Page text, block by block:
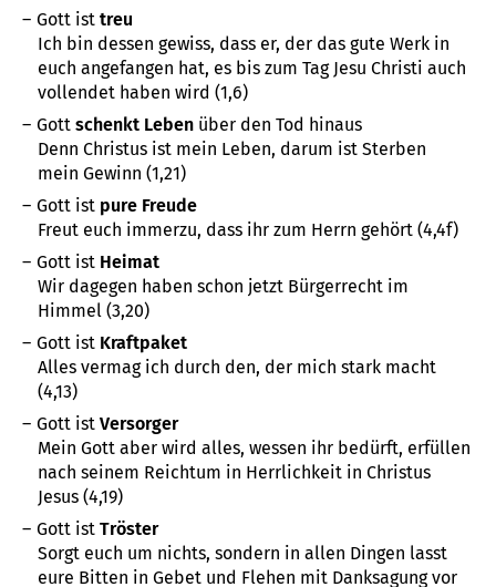
Gott ist treu
Ich bin dessen gewiss, dass er, der das gute Werk in
euch angefangen hat, es bis zum Tag Jesu Christi auch
vollendet haben wird (1,6)
Gott schenkt Leben über den Tod hinaus
Denn Christus ist mein Leben, darum ist Sterben
mein Gewinn (1,21)
Gott ist pure Freude
Freut euch immerzu, dass ihr zum Herrn gehört (4,4f)
Gott ist Heimat
Wir dagegen haben schon jetzt Bürgerrecht im
Himmel (3,20)
Gott ist Kraftpaket
Alles vermag ich durch den, der mich stark macht
(4,13)
Gott ist Versorger
Mein Gott aber wird alles, wessen ihr bedürft, erfüllen
nach seinem Reichtum in Herrlichkeit in Christus
Jesus (4,19)
Gott ist Tröster
Sorgt euch um nichts, sondern in allen Dingen lasst
eure Bitten in Gebet und Flehen mit Danksagung vor